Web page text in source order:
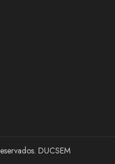
DUCSEM